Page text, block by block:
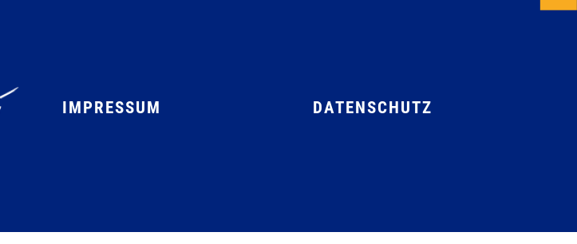
IMPRESSUM DATENSCHUTZ